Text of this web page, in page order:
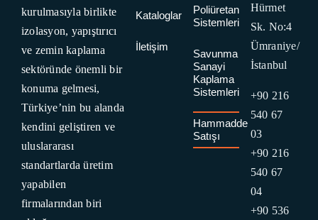
kurulmasıyla birlikte
izolasyon, yapıştırıcı
ve zemin kaplama
sektöründe önemli bir
konuma gelmesi,
Türkiye’nin bu alanda
kendini geliştiren ve
uluslararası
standartlarda üretim
yapabilen
firmalarından biri
Kataloglar
İletişim
Poliüretan
Sistemleri
Savunma
Sanayi
Kaplama
Sistemleri
Hammadde
Satışı
Hürmet
Sk. No:4
Ümraniye/
İstanbul
+90 216
540 67
03
+90 216
540 67
04
+90 536